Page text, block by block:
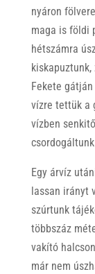
nyáron
maga is földi
hétszámra
Fekete
vízre tettük a
vízben
Egy árvíz
lassan irányt
szúrtunk
többszáz
vakító
már nem